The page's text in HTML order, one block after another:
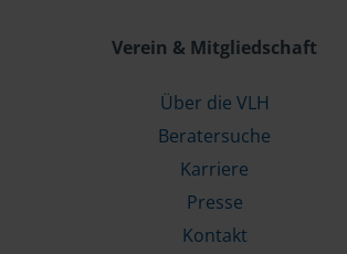
Verein & Mitgliedschaft
Über die VLH
Beratersuche
Karriere
Presse
Kontakt